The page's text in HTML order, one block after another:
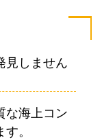
見しません
な海上コン
。